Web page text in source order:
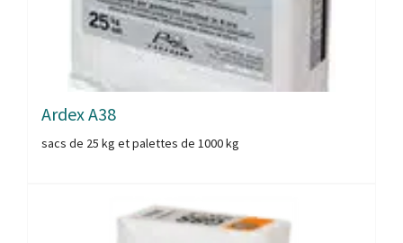
Ardex A38
sacs de 25 kg et palettes de 1000 kg